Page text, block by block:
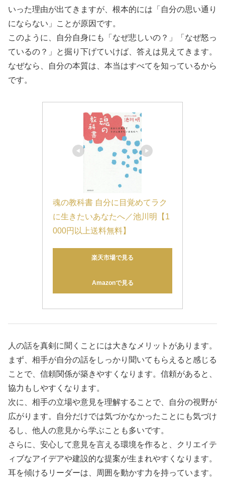
いった理由が出てきますが、根本的には「自分の思い通り
にならない」ことが原因です。
このように、自分自身にも「なぜ悲しいの？」「なぜ怒っ
ているの？」と掘り下げていけば、答えは見えてきます。
なぜなら、自分の本質は、本当はすべてを知っているから
です。
魂の教科書 自分に目覚めてラク
に生きたいあなたへ／池川明【1
000円以上送料無料】
楽天市場で見る
Amazonで見る
人の話を真剣に聞くことには大きなメリットがあります。
まず、相手が自分の話をしっかり聞いてもらえると感じる
ことで、信頼関係が築きやすくなります。信頼があると、
協力もしやすくなります。
次に、相手の立場や意見を理解することで、自分の視野が
広がります。自分だけでは気づかなかったことにも気づけ
るし、他人の意見から学ぶことも多いです。
さらに、安心して意見を言える環境を作ると、クリエイテ
ィブなアイデアや建設的な提案が生まれやすくなります。
耳を傾けるリーダーは、周囲を動かす力を持っています。